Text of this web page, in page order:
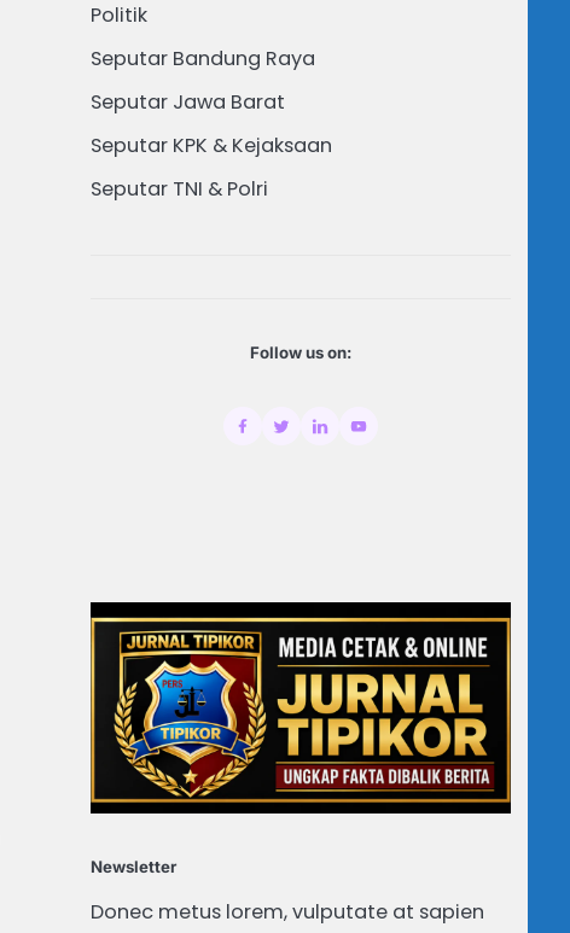
Politik
Seputar Bandung Raya
Seputar Jawa Barat
Seputar KPK & Kejaksaan
Seputar TNI & Polri
Follow us on:
Newsletter
Donec metus lorem, vulputate at sapien